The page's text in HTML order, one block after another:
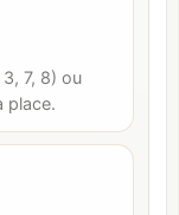
7, 8) ou
place.